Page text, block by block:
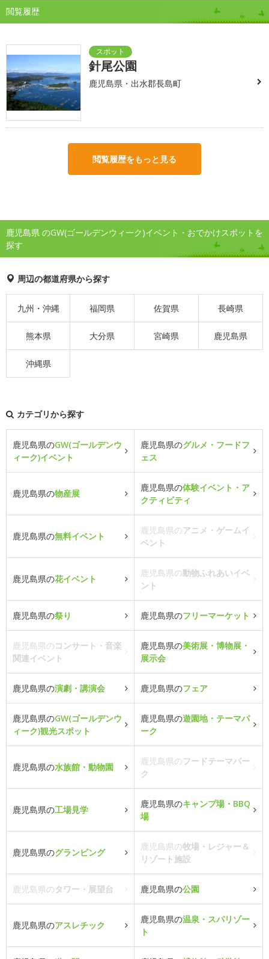
閲覧履歴
針尾公園
鹿児島県・出水郡長島町
閲覧履歴をもっと見る
鹿児島県 のGW(ゴールデンウィーク)イベント・おでかけスポットを
探す
周辺の都道府県から探す
九州・沖縄 福岡県 佐賀県 長崎県
熊本県 大分県 宮崎県 鹿児島県
沖縄県
カテゴリから探す
鹿児島県のGW(ゴールデンウ
ィーク)イベント
鹿児島県のグルメ・フードフ
ェス
鹿児島県の物産展
鹿児島県の体験イベント・ア
クティビティ
鹿児島県の無料イベント
鹿児島県のアニメ・ゲームイ
ベント
鹿児島県の花イベント
鹿児島県の動物ふれあいイベ
ント
鹿児島県の祭り 鹿児島県のフリーマーケット
鹿児島県のコンサート・音楽
関連イベント
鹿児島県の美術展・博物展・
展示会
鹿児島県の演劇・講演会 鹿児島県のフェア
鹿児島県のGW(ゴールデンウ
ィーク)観光スポット
鹿児島県の遊園地・テーマパ
ーク
鹿児島県の水族館・動物園
鹿児島県のフードテーマパー
ク
鹿児島県の工場見学
鹿児島県のキャンプ場・BBQ
場
鹿児島県のグランピング
鹿児島県の牧場・レジャー＆
リゾート施設
鹿児島県のタワー・展望台 鹿児島県の公園
鹿児島県のアスレチック
鹿児島県の温泉・スパリゾー
ト